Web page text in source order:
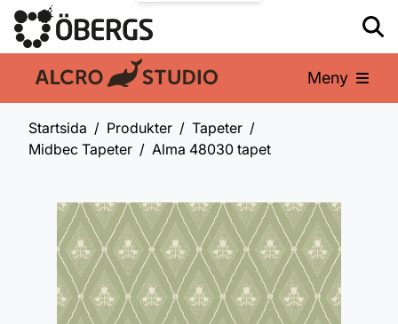
En del av: Meny
Startsida Produkter
Tapeter
Midbec Tapeter
Alma 48030 tapet